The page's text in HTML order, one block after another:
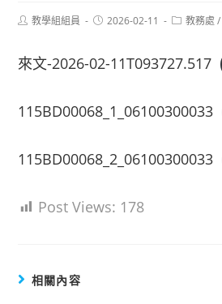
Post教學組組員
Post2026-02-11
Post教務處 /
來文-2026-02-11T093727.517
115BD00068_1_06100300033
115BD00068_2_06100300033
Post Views: 178
相關內容